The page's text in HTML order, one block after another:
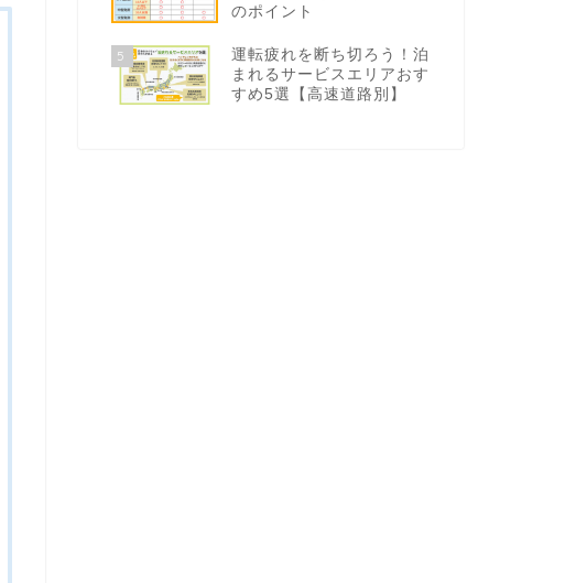
のポイント
5
運転疲れを断ち切ろう！泊
まれるサービスエリアおす
すめ5選【高速道路別】